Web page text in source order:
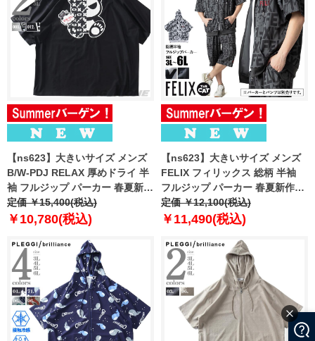
【ns623】大きいサイズ メンズ
B/W-PDJ RELAX 厚めドライ 半
袖 フルジップ パーカー 春夏新作
526856k
定価 ￥15,400(税込)
￥10,780(税込)
【ns623】大きいサイズ メンズ
FELIX フィリックス 総柄 半袖
フルジップ パーカー 春夏新作
126626 【fre】
定価 ￥12,100(税込)
￥11,490(税込)